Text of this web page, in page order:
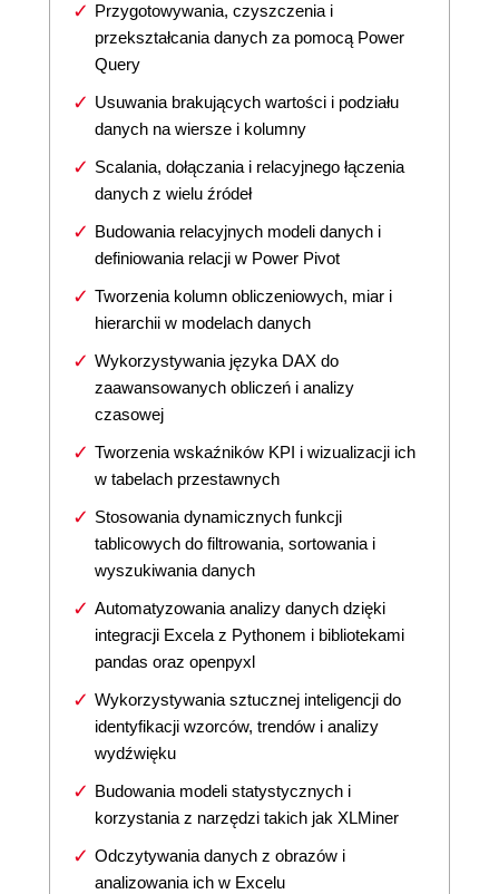
Przygotowywania, czyszczenia i
przekształcania danych za pomocą Power
Query
Usuwania brakujących wartości i podziału
danych na wiersze i kolumny
Scalania, dołączania i relacyjnego łączenia
danych z wielu źródeł
Budowania relacyjnych modeli danych i
definiowania relacji w Power Pivot
Tworzenia kolumn obliczeniowych, miar i
hierarchii w modelach danych
Wykorzystywania języka DAX do
zaawansowanych obliczeń i analizy
czasowej
Tworzenia wskaźników KPI i wizualizacji ich
w tabelach przestawnych
Stosowania dynamicznych funkcji
tablicowych do filtrowania, sortowania i
wyszukiwania danych
Automatyzowania analizy danych dzięki
integracji Excela z Pythonem i bibliotekami
pandas oraz openpyxl
Wykorzystywania sztucznej inteligencji do
identyfikacji wzorców, trendów i analizy
wydźwięku
Budowania modeli statystycznych i
korzystania z narzędzi takich jak XLMiner
Odczytywania danych z obrazów i
analizowania ich w Excelu